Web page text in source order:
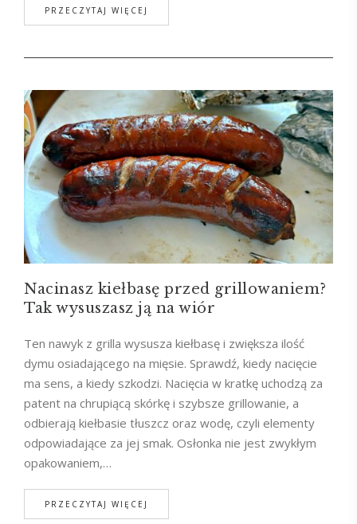
PRZECZYTAJ WIĘCEJ
Nacinasz kiełbasę przed grillowaniem?
Tak wysuszasz ją na wiór
Ten nawyk z grilla wysusza kiełbasę i zwiększa ilość
dymu osiadającego na mięsie. Sprawdź, kiedy nacięcie
ma sens, a kiedy szkodzi. Nacięcia w kratkę uchodzą za
patent na chrupiącą skórkę i szybsze grillowanie, a
odbierają kiełbasie tłuszcz oraz wodę, czyli elementy
odpowiadające za jej smak. Osłonka nie jest zwykłym
opakowaniem,…
PRZECZYTAJ WIĘCEJ